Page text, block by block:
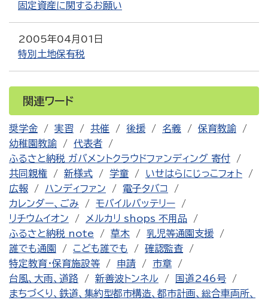
固定資産に関するお願い
2005年04月01日
特別土地保有税
関連ワード
奨学金 実習 共催 後援 名義
保育教諭
幼稚園教諭
代表者
ふるさと納税 ガバメントクラウドファンディング 寄付
共同親権
新様式 学童
いせはらにじっこフォト
広報
ハンディファン
電子タバコ
カレンダー、ごみ
モバイルバッテリー
リチウムイオン
メルカリ shops 不用品
ふるさと納税 note
草木
乳児等通園支援
誰でも通園
こども誰でも
確認監査
特定教育・保育施設等
申請
市章
台風、大雨、道路
新善波トンネル
国道246号
まちづくり、鉄道、集約型都市構造、都市計画、総合車両所、